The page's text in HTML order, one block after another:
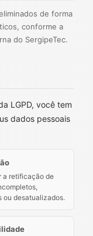
de forma
conforme a
do SergipeTec.
LGPD, você tem
dados pessoais
a retificação de
ou desatualizados.